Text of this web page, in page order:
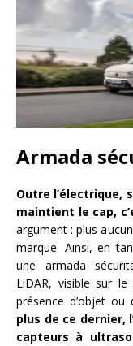
Armada
Outre l’électrique,
maintient le cap,
argument : plus
marque. Ainsi, en
une armada
LiDAR, visible sur
présence d’objet
plus de ce dernier,
capteurs à